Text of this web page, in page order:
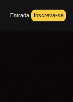
Entrada Inscreva-se